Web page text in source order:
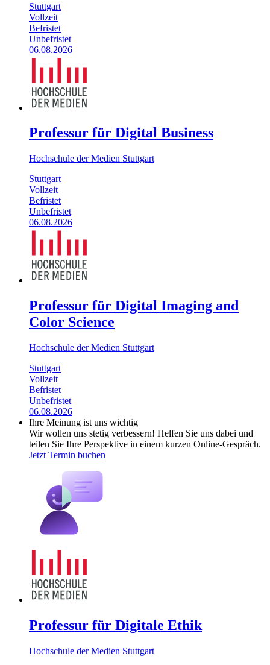
Stuttgart
Vollzeit
Befristet
Unbefristet
06.08.2026
Professur für Digital Business
Hochschule der Medien Stuttgart
Stuttgart
Vollzeit
Befristet
Unbefristet
06.08.2026
Professur für Digital Imaging and
Color Science
Hochschule der Medien Stuttgart
Stuttgart
Vollzeit
Befristet
Unbefristet
06.08.2026
Ihre Meinung ist uns wichtig
Wir wollen uns stetig verbessern! Helfen Sie uns dabei und
teilen Sie Ihre Perspektive in einem kurzen Online-Gespräch.
Jetzt Termin buchen
Professur für Digitale Ethik
Hochschule der Medien Stuttgart